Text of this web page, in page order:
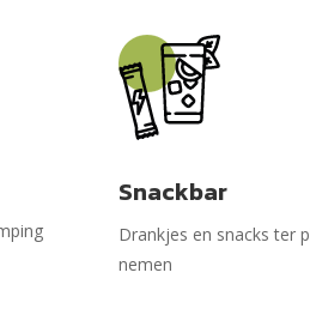
Snackbar
Drankjes en snacks ter
nemen